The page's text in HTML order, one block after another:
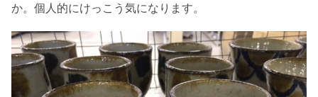
か。個人的にけっこう気になります。